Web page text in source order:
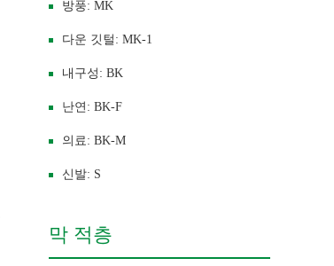
방풍: MK
다운 깃털: MK-1
내구성: BK
난연: BK-F
의료: BK-M
신발: S
막 적층